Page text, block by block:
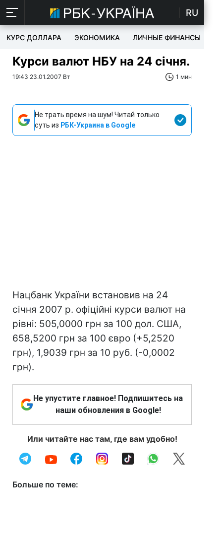
RU
КУРС ДОЛЛАРА ЭКОНОМИКА ЛИЧНЫЕ ФИНАНСЫ
Курси валют НБУ на 24 січня.
19:43 23.01.2007 Вт 1 мин
Не трать время на шум! Читай только
суть из РБК-Украина в Google
Нацбанк України встановив на 24
січня 2007 р. офіційні курси валют на
рівні: 505,0000 грн за 100 дол. США,
658,5200 грн за 100 євро (+5,2520
грн), 1,9039 грн за 10 руб. (-0,0002
грн).
Не упустите главное! Подпишитесь на
наши обновления в Google!
Или читайте нас там, где вам удобно!
Больше по теме: